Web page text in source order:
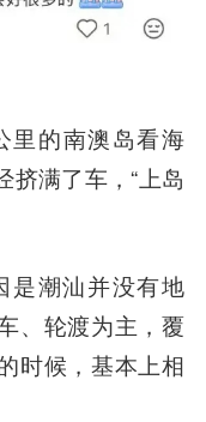
里的南澳岛看海
挤满了车，“上岛
是潮汕并没有地
、轮渡为主，覆
时候，基本上相